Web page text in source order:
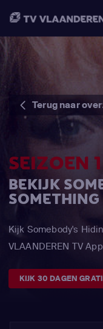
Terug naar
SEIZOEN 1
BEKIJK
Kijk Somebody's
VLAANDEREN TV App
KIJK 30 DAGEN